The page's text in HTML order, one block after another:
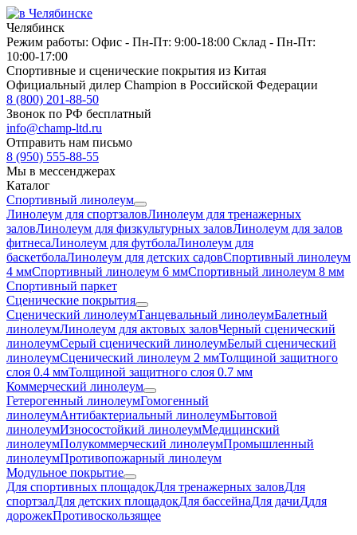
Челябинск
Режим работы: Офис - Пн-Пт: 9:00-18:00 Склад - Пн-Пт:
10:00-17:00
Спортивные и сценические покрытия из Китая
Официальный дилер Champion в Российской Федерации
8 (800) 201-88-50
Звонок по РФ бесплатный
info@champ-ltd.ru
Отправить нам письмо
8 (950) 555-88-55
Мы в мессенджерах
Каталог
Спортивный линолеум
Линолеум для спортзаловЛинолеум для тренажерных
заловЛинолеум для физкультурных заловЛинолеум для залов
фитнесаЛинолеум для футболаЛинолеум для
баскетболаЛинолеум для детских садовСпортивный линолеум
4 ммСпортивный линолеум 6 ммСпортивный линолеум 8 мм
Спортивный паркет
Сценические покрытия
Сценический линолеумТанцевальный линолеумБалетный
линолеумЛинолеум для актовых заловЧерный сценический
линолеумСерый сценический линолеумБелый сценический
линолеумСценический линолеум 2 ммТолщиной защитного
слоя 0.4 ммТолщиной защитного слоя 0.7 мм
Коммерческий линолеум
Гетерогенный линолеумГомогенный
линолеумАнтибактериальный линолеумБытовой
линолеумИзносостойкий линолеумМедицинский
линолеумПолукоммерческий линолеумПромышленный
линолеумПротивопожарный линолеум
Модульное покрытие
Для спортивных площадокДля тренажерных заловДля
спортзалДля детских площадокДля бассейнаДля дачиДдля
дорожекПротивоскользящее